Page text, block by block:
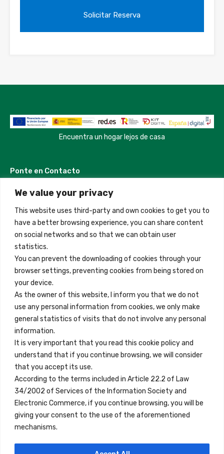
We value your privacy
This website uses third-party and own cookies to get you to
have a better browsing experience, you can share content
on social networks and so that we can obtain user
statistics.
You can prevent the downloading of cookies through your
browser settings, preventing cookies from being stored on
your device.
As the owner of this website, I inform you that we do not
use any personal information from cookies, we only make
general statistics of visits that do not involve any personal
information.
It is very important that you read this cookie policy and
understand that if you continue browsing, we will consider
that you accept its use.
According to the terms included in Article 22.2 of Law
34/2002 of Services of the Information Society and
Electronic Commerce, if you continue browsing, you will be
giving your consent to the use of the aforementioned
mechanisms.
Encuentra un hogar lejos de casa
Ponte en Contacto
Madrid, Spain
+34 684 39 31 82
info@innfamily.com
Enlaces Rápidos
Contacto
Nota Legal
Términos y Condiciones
Política de Privacidad
Ver Alojamientos
Accesibilidad
Blog
Ubicaciones